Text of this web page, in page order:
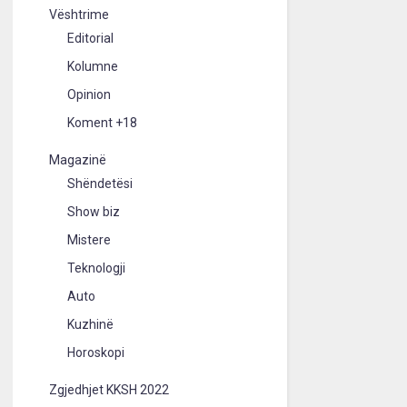
Vështrime
Editorial
Kolumne
Opinion
Koment +18
Magazinë
Shëndetësi
Show biz
Mistere
Teknologji
Auto
Kuzhinë
Horoskopi
Zgjedhjet KKSH 2022